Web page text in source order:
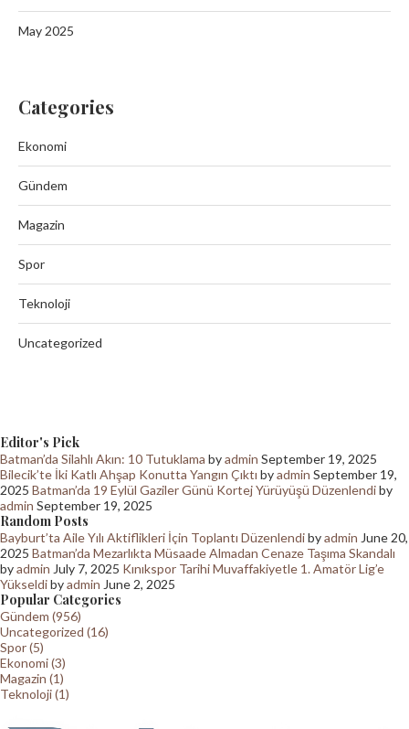
May 2025
Categories
Ekonomi
Gündem
Magazin
Spor
Teknoloji
Uncategorized
Editor's Pick
Batman’da Silahlı Akın: 10 Tutuklama byadmin September 19, 2025
Bilecik’te İki Katlı Ahşap Konutta Yangın Çıktı byadmin September 19,
2025 Batman’da 19 Eylül Gaziler Günü Kortej Yürüyüşü Düzenlendiby
admin September 19, 2025
Random Posts
Bayburt’ta Aile Yılı Aktiflikleri İçin Toplantı Düzenlendibyadmin June 20,
2025 Batman’da Mezarlıkta Müsaade Almadan Cenaze Taşıma Skandalı
byadmin July 7, 2025 Kınıkspor Tarihi Muvaffakiyetle 1. Amatör Lig’e
Yükseldibyadmin June 2, 2025
Popular Categories
Gündem (956)
Uncategorized (16)
Spor (5)
Ekonomi (3)
Magazin (1)
Teknoloji (1)